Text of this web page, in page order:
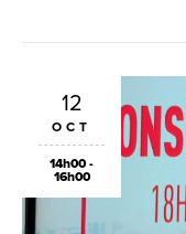
12
OCT
14h00 -
16h00